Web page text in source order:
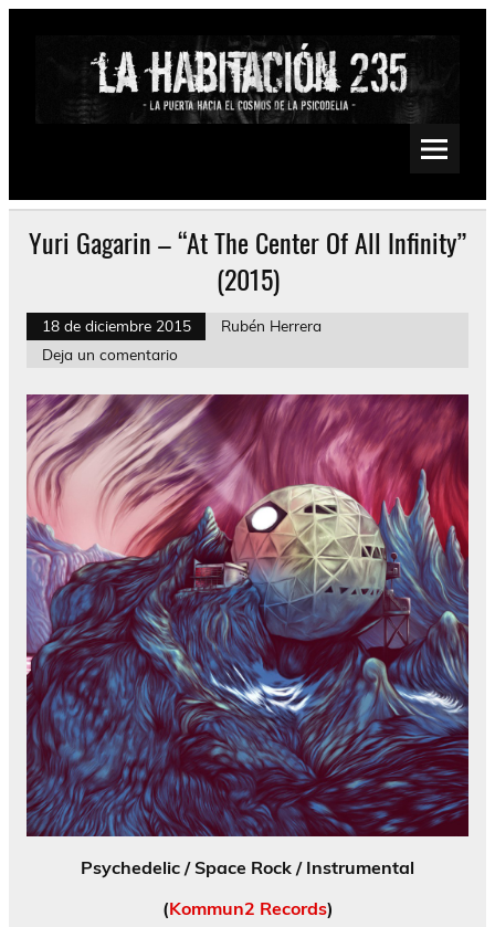
Saltar
Psychedelic, Stoner, Doom, Sludge, Fuzz, Space, Drone
Yuri Gagarin – “At The Center Of All Infinity”
(2015)
18 de diciembre 2015
Rubén Herrera
Deja un comentario
Psychedelic / Space Rock / Instrumental
(Kommun2 Records)